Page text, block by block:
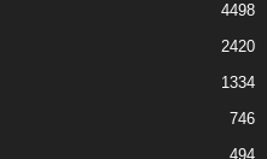
4498
2420
1334
746
494